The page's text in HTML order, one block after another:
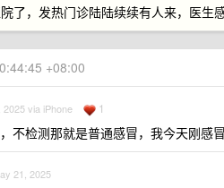
了，发热门诊陆陆续续有人来，医生
+08:00
2025 via iPhone 1
不检测那就是普通感冒，我今天刚感
21, 2025